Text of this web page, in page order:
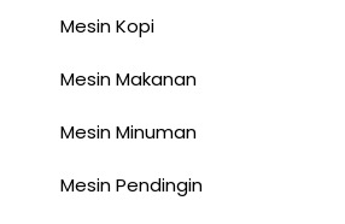
Mesin Kopi
Mesin Makanan
Mesin Minuman
Mesin Pendingin